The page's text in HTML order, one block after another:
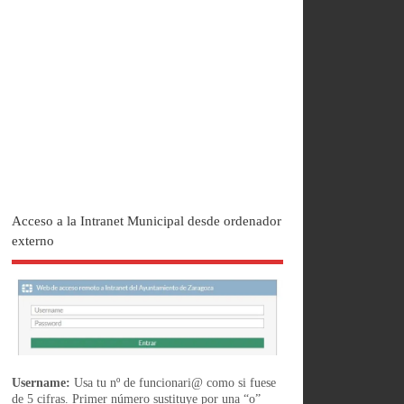
Acceso a la Intranet Municipal desde ordenador
externo
Username: Usa tu nº de funcionari@ como si fuese
de 5 cifras. Primer número sustituye por una “o”